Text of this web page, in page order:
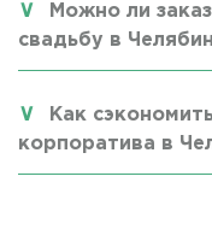
Можно ли
свадьбу в
Как
корпоратива в